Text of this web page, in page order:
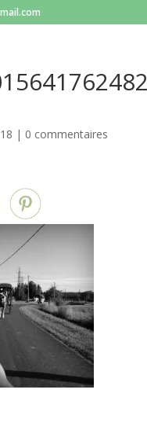
| 0 commentaires